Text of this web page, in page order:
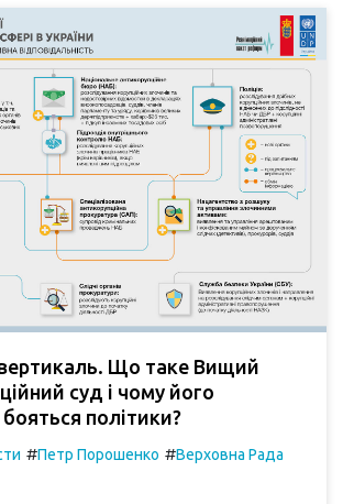
Що таке Вищий
суд і чому його
політики?
#Петр Порошенко #Верховна Рада